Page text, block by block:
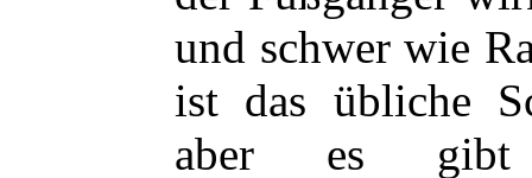
und schwer wie
ist das übliche
aber es gibt